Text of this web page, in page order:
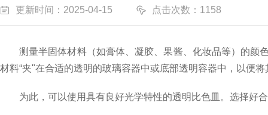
更新时间：2025-04-15 点击次数：1158
测量半固体材料（如膏体、凝胶、果酱、化妆品等）的颜
材料“夹"在合适的透明的玻璃容器中或底部透明容器中，以便
为此，可以使用具有良好光学特性的透明比色皿。选择好